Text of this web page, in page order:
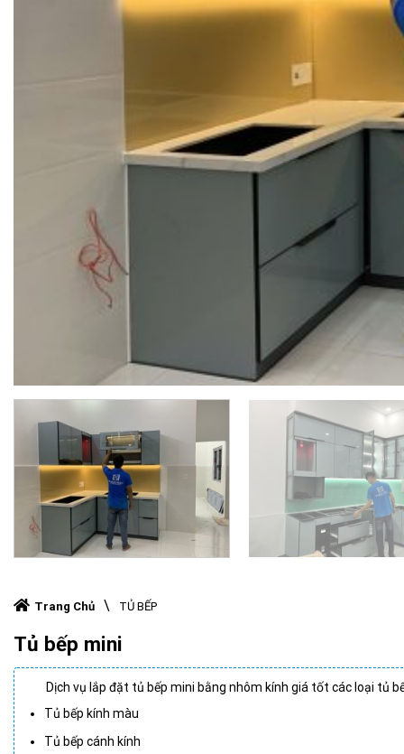
Trang Chủ \ TỦ BẾP
Tủ bếp mini
Dịch vụ lắp đặt tủ bếp mini bằng nhôm kính giá tốt các loại tủ
Tủ bếp kính màu
Tủ bếp cánh kính